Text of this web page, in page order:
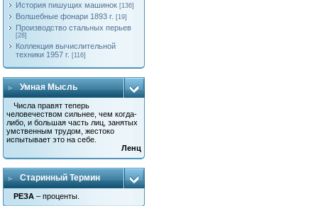
История пишущих машинок [136]
Волшебные фонари 1893 г. [19]
Производство стальных перьев
[28]
Коллекция вычислительной
техники 1957 г. [116]
Умная Мысль
Числа правят теперь
человечеством сильнее, чем когда-
либо, и большая часть лиц, занятых
умственным трудом, жестоко
испытывает это на себе.
Ленц
Старинный Термин
РЕЗА – проценты.